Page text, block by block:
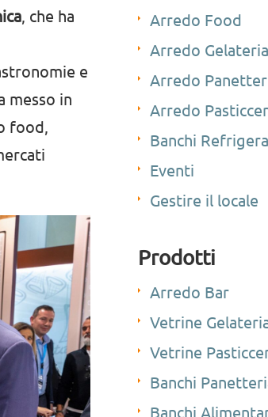
, che ha
e
messo in
food,
Arredo Food
Arredo Gelateria
Arredo
Arredo
Banchi
Eventi
Gestire il locale
Prodotti
Arredo Bar
Vetrine
Vetrine
Banchi
Banchi